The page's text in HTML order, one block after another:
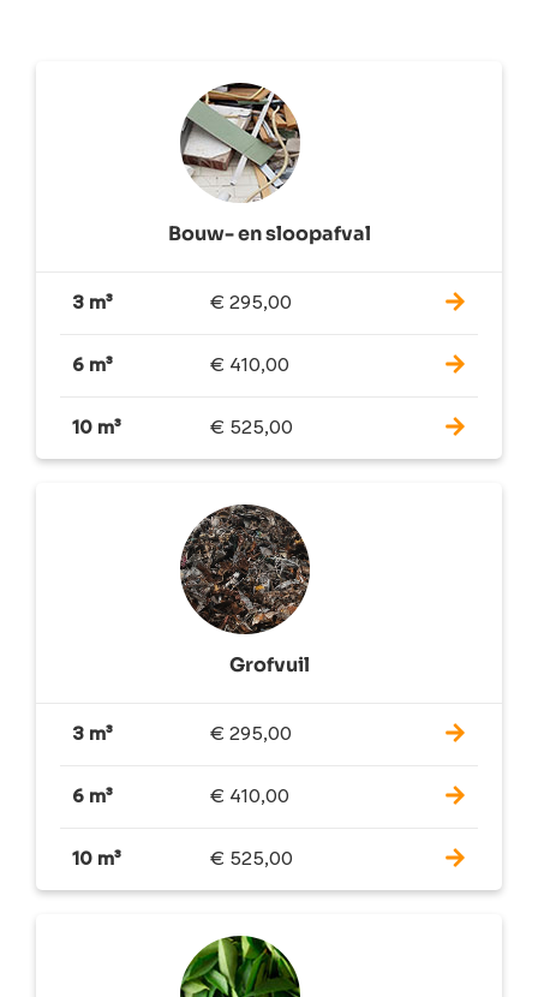
Bouw- en sloopafval
3 m³ € 295,00
6 m³ € 410,00
10 m³ € 525,00
Grofvuil
3 m³ € 295,00
6 m³ € 410,00
10 m³ € 525,00